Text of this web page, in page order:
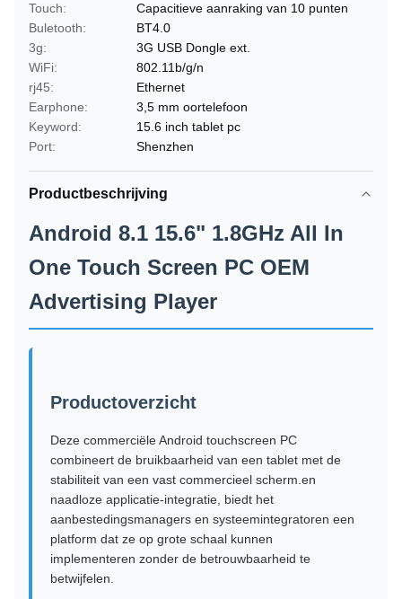
Touch:
Capacitieve aanraking van 10 punten
Buletooth:
BT4.0
3g:
3G USB Dongle ext.
WiFi:
802.11b/g/n
rj45:
Ethernet
Earphone:
3,5 mm oortelefoon
Keyword:
15.6 inch tablet pc
Port:
Shenzhen
Productbeschrijving
Android 8.1 15.6" 1.8GHz All In
One Touch Screen PC OEM
Advertising Player
Productoverzicht
Deze commerciële Android touchscreen PC
combineert de bruikbaarheid van een tablet met de
stabiliteit van een vast commercieel scherm.en
naadloze applicatie-integratie, biedt het
aanbestedingsmanagers en systeemintegratoren een
platform dat ze op grote schaal kunnen
implementeren zonder de betrouwbaarheid te
betwijfelen.